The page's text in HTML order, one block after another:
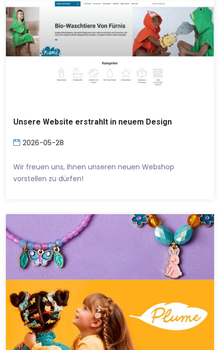
Unsere Website erstrahlt in neuem Design
2026-05-28
Wir freuen uns, Ihnen unseren neuen Webshop
vorstellen zu dürfen!